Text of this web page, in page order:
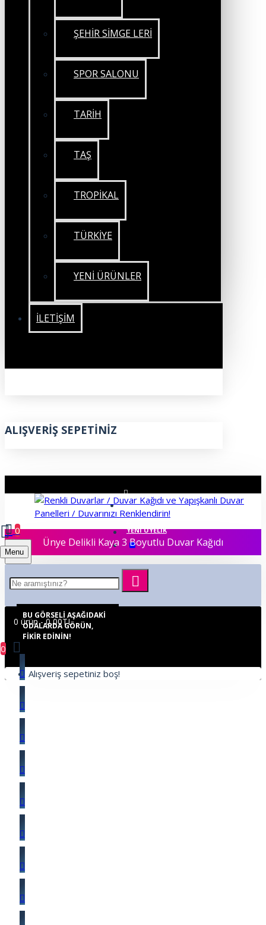
ŞEHİR SİMGE LERİ
SPOR SALONU
TARİH
TAŞ
TROPİKAL
TÜRKİYE
YENİ ÜRÜNLER
İLETIŞIM
ALIŞVERIŞ SEPETINIZ
ÜYE GIRIŞI
YENI ÜYELIK
Menu
0
0 ürün - 0,00TL
0
Alışveriş sepetiniz boş!
Ünye Delikli Kaya 3 Boyutlu Duvar Kağıdı
BU GÖRSELI AŞAĞIDAKI
ODALARDA GÖRÜN,
FIKIR EDININ!